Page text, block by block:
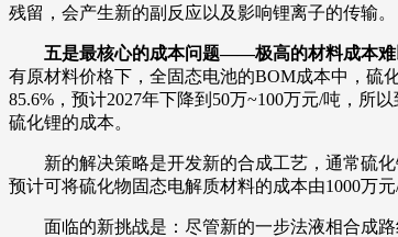
残留，会产生新的副反应以及影响锂离子的传输。
五是最核心的成本问题——极高的材料成本难
有原材料价格下，全固态电池的BOM成本中，硫
85.6%，预计2027年下降到50万~100万元/吨，所
硫化锂的成本。
新的解决策略是开发新的合成工艺，通常硫
预计可将硫化物固态电解质材料的成本由1000万
面临的新挑战是：尽管新的一步法液相合成